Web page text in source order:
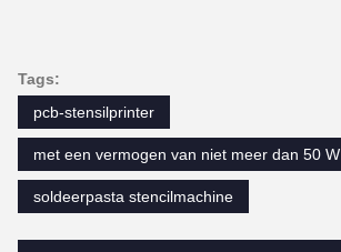
Tags:
pcb-stensilprinter
met een vermogen van niet meer dan 50 W
soldeerpasta stencilmachine